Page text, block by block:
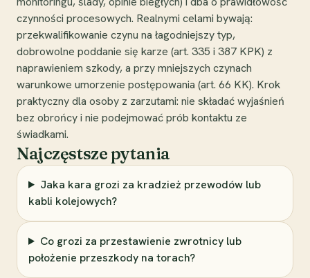
czynności procesowych. Realnymi celami bywają:
przekwalifikowanie czynu na łagodniejszy typ,
dobrowolne poddanie się karze (art. 335 i 387 KPK) z
naprawieniem szkody, a przy mniejszych czynach
warunkowe umorzenie postępowania (art. 66 KK). Krok
praktyczny dla osoby z zarzutami: nie składać wyjaśnień
bez obrońcy i nie podejmować prób kontaktu ze
świadkami.
Najczęstsze pytania
Jaka kara grozi za kradzież przewodów lub
kabli kolejowych?
Co grozi za przestawienie zwrotnicy lub
położenie przeszkody na torach?